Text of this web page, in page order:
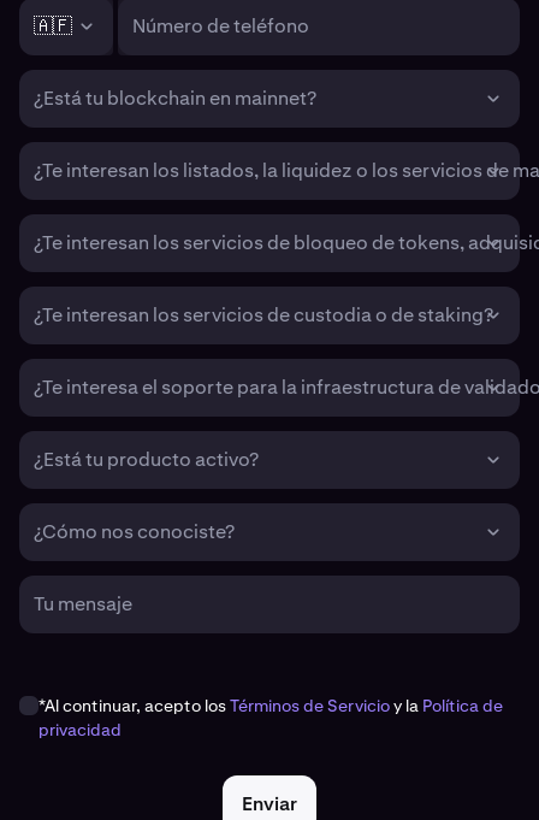
🇦🇫 Número de teléfono
¿Está tu blockchain en mainnet?
¿Te interesan los listados, la liquidez o los servicios de
¿Te interesan los servicios de bloqueo de tokens,
¿Te interesan los servicios de custodia o de staking?
¿Te interesa el soporte para la infraestructura de
¿Está tu producto activo?
¿Cómo nos conociste?
Tu mensaje
*Al continuar, acepto losTérminos de Servicioy la Política de
privacidad
Enviar